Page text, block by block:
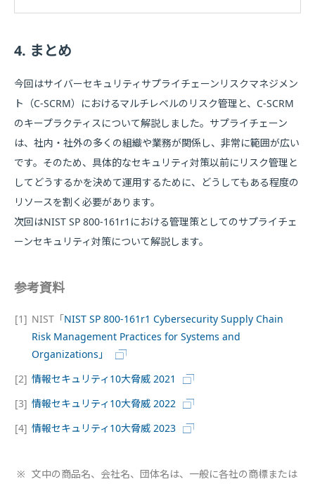
4. まとめ
今回はサイバーセキュリティサプライチェーンリスクマネジメン
ト（C-SCRM）におけるマルチレベルのリスク管理と、C-SCRM
のキープラクティスについて解説しました。サプライチェーン
は、社内・社外の多くの組織や業務が関係し、非常に範囲が広い
です。そのため、具体的なセキュリティ対策以前にリスク管理と
してどうするかを決めて運用するために、どうしてもある程度の
リソースを割く必要があります。
次回はNIST SP 800-161r1における管理策としてのサプライチェ
ーンセキュリティ対策について解説します。
参考資料
[1] NIST「NIST SP 800-161r1 Cybersecurity Supply Chain
Risk Management Practices for Systems and
Organizations」
[2] 情報セキュリティ10大脅威 2021
[3] 情報セキュリティ10大脅威 2022
[4] 情報セキュリティ10大脅威 2023
※ 文中の商品名、会社名、団体名は、一般に各社の商標または